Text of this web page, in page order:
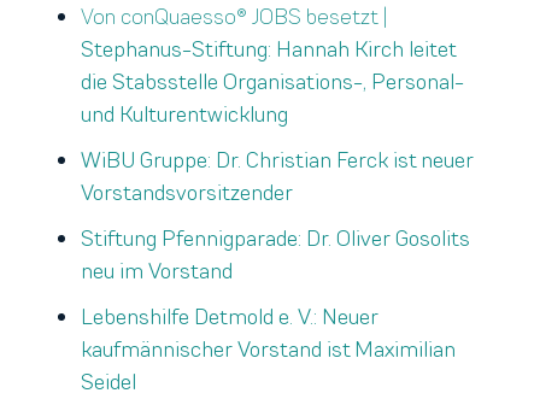
Von conQuaesso® JOBS besetzt |
Stephanus-Stiftung: Hannah Kirch leitet
die Stabsstelle Organisations-, Personal-
und Kulturentwicklung
WiBU Gruppe: Dr. Christian Ferck ist neuer
Vorstandsvorsitzender
Stiftung Pfennigparade: Dr. Oliver Gosolits
neu im Vorstand
Lebenshilfe Detmold e. V.: Neuer
kaufmännischer Vorstand ist Maximilian
Seidel